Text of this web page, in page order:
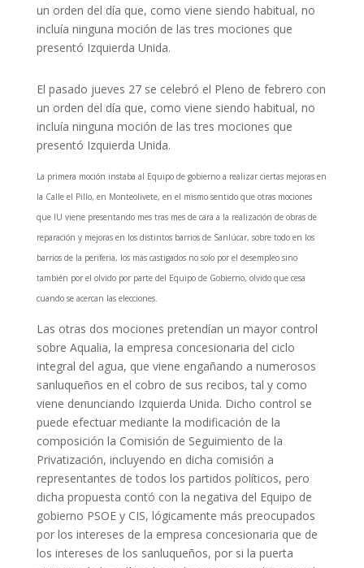
un orden del día que, como viene siendo habitual, no
incluía ninguna moción de las tres mociones que
presentó Izquierda Unida.
El pasado jueves 27 se celebró el Pleno de febrero con
un orden del día que, como viene siendo habitual, no
incluía ninguna moción de las tres mociones que
presentó Izquierda Unida.
La primera moción instaba al Equipo de gobierno a realizar ciertas mejoras en
la Calle el Pillo, en Monteolivete, en el mismo sentido que otras mociones
que IU viene presentando mes tras mes de cara a la realización de obras de
reparación y mejoras en los distintos barrios de Sanlúcar, sobre todo en los
barrios de la periferia, los más castigados no solo por el desempleo sino
también por el olvido por parte del Equipo de Gobierno, olvido que cesa
cuando se acercan las elecciones.
Las otras dos mociones pretendían un mayor control
sobre Aqualia, la empresa concesionaria del ciclo
integral del agua, que viene engañando a numerosos
sanluqueños en el cobro de sus recibos, tal y como
viene denunciando Izquierda Unida. Dicho control se
puede efectuar mediante la modificación de la
composición la Comisión de Seguimiento de la
Privatización, incluyendo en dicha comisión a
representantes de todos los partidos políticos, pero
dicha propuesta contó con la negativa del Equipo de
gobierno PSOE y CIS, lógicamente más preocupados
por los intereses de la empresa concesionaria que de
los intereses de los sanluqueños, por si la puerta